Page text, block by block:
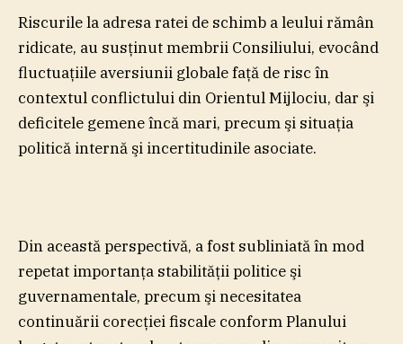
Riscurile la adresa ratei de schimb a leului rămân
ridicate, au susţinut membrii Consiliului, evocând
fluctuaţiile aversiunii globale faţă de risc în
contextul conflictului din Orientul Mijlociu, dar şi
deficitele gemene încă mari, precum şi situaţia
politică internă şi incertitudinile asociate.
Din această perspectivă, a fost subliniată în mod
repetat importanţa stabilităţii politice şi
guvernamentale, precum şi necesitatea
continuării corecţiei fiscale conform Planului